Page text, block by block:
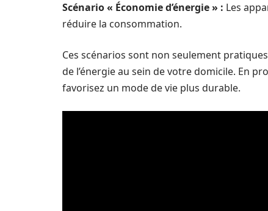
Scénario « Économie d’énergie » : Les
réduire la consommation.
Ces scénarios sont non seulement
de l’énergie au sein de votre domicile. En
favorisez un mode de vie plus durable.